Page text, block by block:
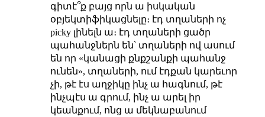
գիտէ՞ք բայց որն ա իսկական
օբյեկտիֆիկացնելը։ էդ տղաների ոչ
picky լինելն ա։ էդ տղաների ցածր
պահանջներն են՝ տղաների ով ասում
են որ «կանացի քնքշանքի պահանջ
ունեն», տղաների, ում էդքան կարեւոր
չի, թէ էս աղջիկը ինչ ա հագնում, թէ
ինչպէս ա գրում, ինչ ա արել իր
կեանքում, ոնց ա մեկնաբանում